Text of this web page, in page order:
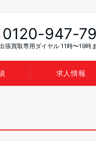
0120-947-
張買取専用ダイヤル 11時〜19時
求人情報